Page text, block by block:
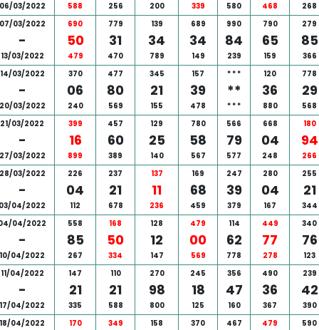
03/2022 588 256 200 339 580 468
268
03/2022
-
13/03/2022
690
50
479
779
31
470
139
34
789
689
34
149
990
84
239
790
65
159
279
85
366
14/03/2022
-
03/2022
370
06
240
477
80
569
345
21
155
157
39
478
* * *
**
* * *
120
36
880
778
29
568
21/03/2022
-
03/2022
399
16
899
457
60
389
129
25
140
780
58
567
566
79
577
668
04
248
180
94
266
03/2022
-
04/2022
226
04
112
237
21
678
137
11
236
169
68
459
247
39
379
280
04
167
255
21
344
04/2022
-
10/04/2022
558
85
267
168
50
334
128
12
147
479
00
569
114
62
778
449
77
278
340
76
123
11/04/2022
-
17/04/2022
147
21
335
110
21
588
270
98
800
245
18
125
356
47
160
490
36
367
239
42
390
18/04/2022
170 349 158 370 467 479 590